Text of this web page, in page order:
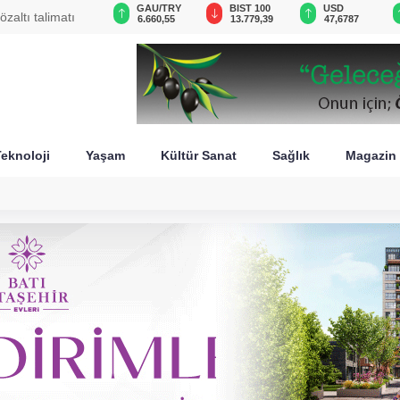
pompa fiyatı yeniden
0,0018
GAU/TRY
6.660,55
BIST 100
13.779,39
USD
47,6787
Yaşam Kültür Sanat Sağlık Magazin